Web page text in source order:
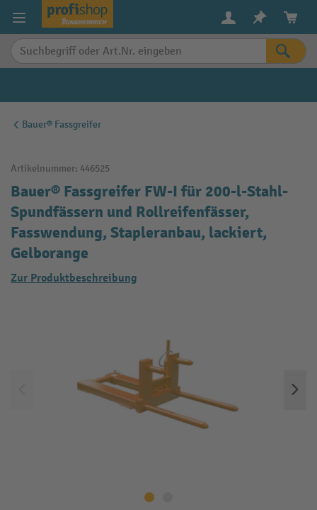
springen
Bauer® Fassgreifer
Artikelnummer: 446525
Bauer® Fassgreifer FW-I für 200-l-Stahl-
Spundfässern und Rollreifenfässer,
Fasswendung, Stapleranbau, lackiert,
Gelborange
Zur Produktbeschreibung